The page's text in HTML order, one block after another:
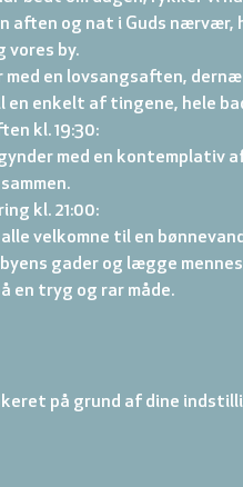
aften og nat i Guds nærvær,
vores by.
med en lovsangsaften,
en enkelt af tingene, hele
kl. 19:30:
med en kontemplativ
kl. 21:00:
velkomne til en
gader og lægge
en tryg og rar måde.
på grund af dine